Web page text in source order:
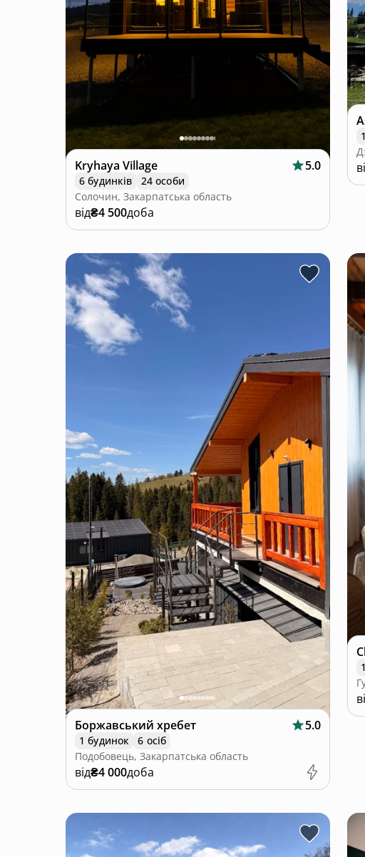
Kryhaya Village 5.0
6 будинків
24 особи
Солочин, Закарпатська область
від₴4 500доба
Боржавський хребет 5.0
1 будинок
6 осіб
Подобовець, Закарпатська область
від₴4 000доба